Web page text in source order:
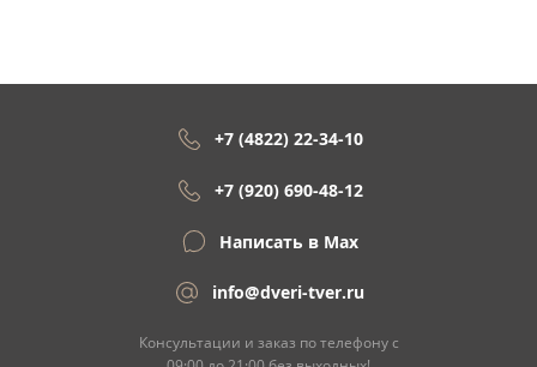
+7 (4822) 22-34-10
+7 (920) 690-48-12
Написать в Max
info@dveri-tver.ru
Консультации и заказ по телефону с